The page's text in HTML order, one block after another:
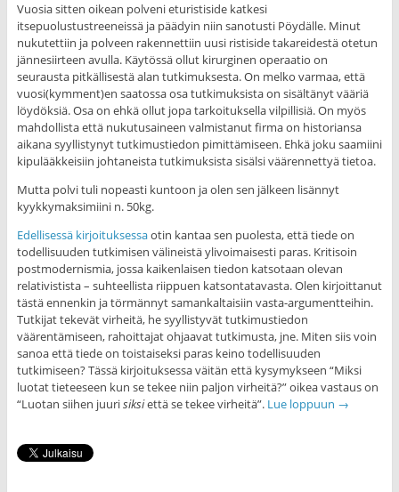
Vuosia sitten oikean polveni eturistiside katkesi
itsepuolustustreeneissä ja päädyin niin sanotusti Pöydälle. Minut
nukutettiin ja polveen rakennettiin uusi ristiside takareidestä otetun
jännesiirteen avulla. Käytössä ollut kirurginen operaatio on
seurausta pitkällisestä alan tutkimuksesta. On melko varmaa, että
vuosi(kymment)en saatossa osa tutkimuksista on sisältänyt vääriä
löydöksiä. Osa on ehkä ollut jopa tarkoituksella vilpillisiä. On myös
mahdollista että nukutusaineen valmistanut firma on historiansa
aikana syyllistynyt tutkimustiedon pimittämiseen. Ehkä joku saamiini
kipulääkkeisiin johtaneista tutkimuksista sisälsi väärennettyä tietoa.
Mutta polvi tuli nopeasti kuntoon ja olen sen jälkeen lisännyt
kyykkymaksimiini n. 50kg.
Edellisessä kirjoituksessaotin kantaa sen puolesta, että tiede on
todellisuuden tutkimisen välineistä ylivoimaisesti paras. Kritisoin
postmodernismia, jossa kaikenlaisen tiedon katsotaan olevan
relativistista – suhteellista riippuen katsontatavasta. Olen kirjoittanut
tästä ennenkin ja törmännyt samankaltaisiin vasta-argumentteihin.
Tutkijat tekevät virheitä, he syyllistyvät tutkimustiedon
väärentämiseen, rahoittajat ohjaavat tutkimusta, jne. Miten siis voin
sanoa että tiede on toistaiseksi paras keino todellisuuden
tutkimiseen? Tässä kirjoituksessa väitän että kysymykseen “Miksi
luotat tieteeseen kun se tekee niin paljon virheitä?” oikea vastaus on
“Luotan siihen juurisiksiettä se tekee virheitä”. Lue loppuun →